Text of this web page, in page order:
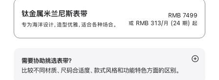
钛金属米兰尼斯表带
专为海洋设计，造型优雅，适合各种场合。
RMB 7499
或 RMB 313/月 (24 期) 起
需要协助挑选表带？
比较不同材质、尺码合适度、款式风格和功能特色方面的区别。
展